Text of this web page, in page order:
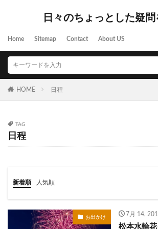
日々のちょっとした疑
Home Sitemap Contact About US
HOME 日程
TAG
日程
新着順 人気順
お出かけ 7月 14,
松本水輪